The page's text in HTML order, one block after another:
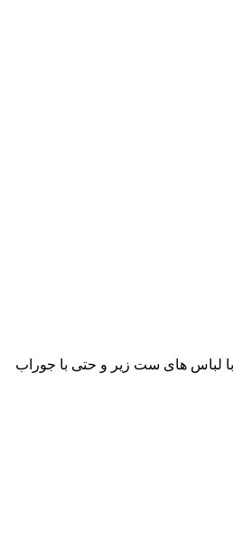
متر می باشد. در سایز ۴۶ و ۴۸، قد دامن ۴۵ سانتی متر است. می توانید با لباس های ست زیر و حتی با جوراب